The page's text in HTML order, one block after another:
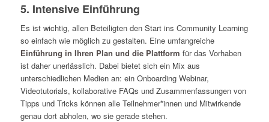
5. Intensive Einführung
Es ist wichtig, allen Beteiligten den Start ins Community Learning
so einfach wie möglich zu gestalten. Eine umfangreiche
Einführung in Ihren Plan und die Plattform für das Vorhaben
ist daher unerlässlich. Dabei bietet sich ein Mix aus
unterschiedlichen Medien an: ein Onboarding Webinar,
Videotutorials, kollaborative FAQs und Zusammenfassungen von
Tipps und Tricks können alle Teilnehmer*innen und Mitwirkende
genau dort abholen, wo sie gerade stehen.